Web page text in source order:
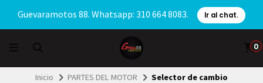
Guevaramotos 88. Whatsapp: 310 664 8083. Ir al chat.
0
Inicio PARTES DEL MOTOR Selector de cambio